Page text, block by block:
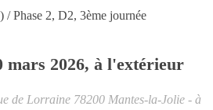
/ Phase 2, D2, 3ème journée
mars 2026, à l'extérieur
de Lorraine 78200 Mantes-la-Jolie - à